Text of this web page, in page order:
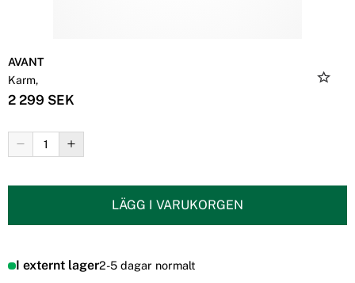
AVANT
Karm,
2 299 SEK
LÄGG I VARUKORGEN
I externt lager2-5 dagar normalt